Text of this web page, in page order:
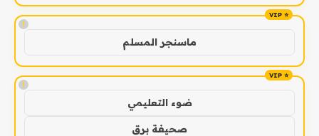
!
ماسنجر المسلم
!
ضوء التعليمي
صحيفة برق